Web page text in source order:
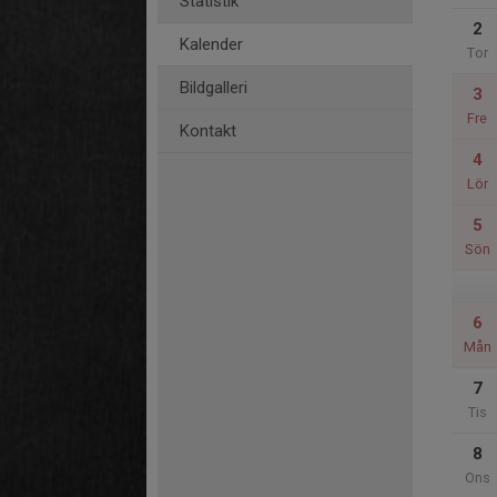
Kalender
Bildgalleri
Kontakt
2
Tor
3
Fre
4
Lör
5
Sön
6
Mån
7
Tis
8
Ons